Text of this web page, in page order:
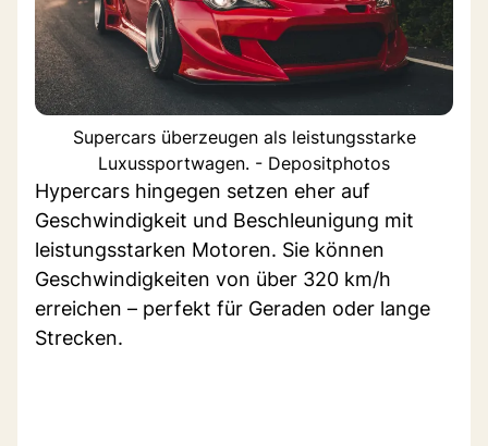
Supercars überzeugen als leistungsstarke
Luxussportwagen. - Depositphotos
Hypercars hingegen setzen eher auf
Geschwindigkeit und Beschleunigung mit
leistungsstarken Motoren. Sie können
Geschwindigkeiten von über 320 km/h
erreichen – perfekt für Geraden oder lange
Strecken.